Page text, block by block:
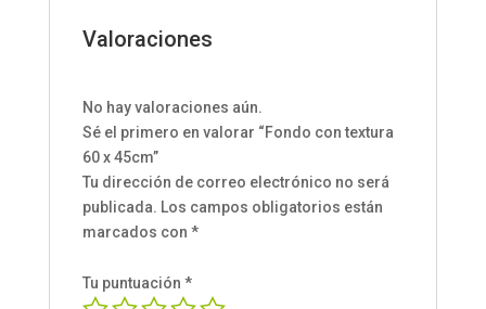
Valoraciones
No hay valoraciones aún.
Sé el primero en valorar “Fondo con textura
60 x 45cm”
Tu dirección de correo electrónico no será
publicada. Los campos obligatorios están
marcados con *
Tu puntuación *